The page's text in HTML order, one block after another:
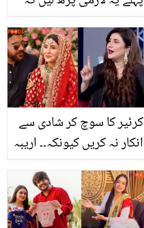
فائدہ مند ثابت ہوسکتی
ہے؟
کرئیر کا سوچ کر شادی سے
انکار نہ کریں کیونکہ۔۔ اریبہ
لڑکیوں کو عقل کا مشورہ
دے ڈالا